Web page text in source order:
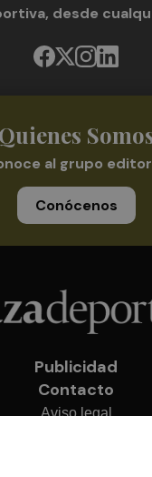
desde
Quienes
al grupo
Conócenos
Publicidad
Contacto
Aviso legal